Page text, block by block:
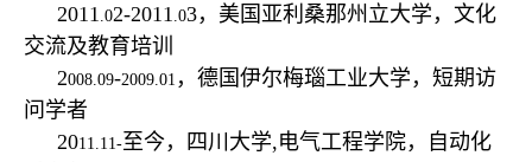
2011 .02-2011 .03，美国亚利桑那州立大学，文化
交流及教育培训
2008.09-2009.01 ，德国伊尔梅瑙工业大学，短期访
问学者
2011.11-至今，四川大学,电气工程学院，自动化